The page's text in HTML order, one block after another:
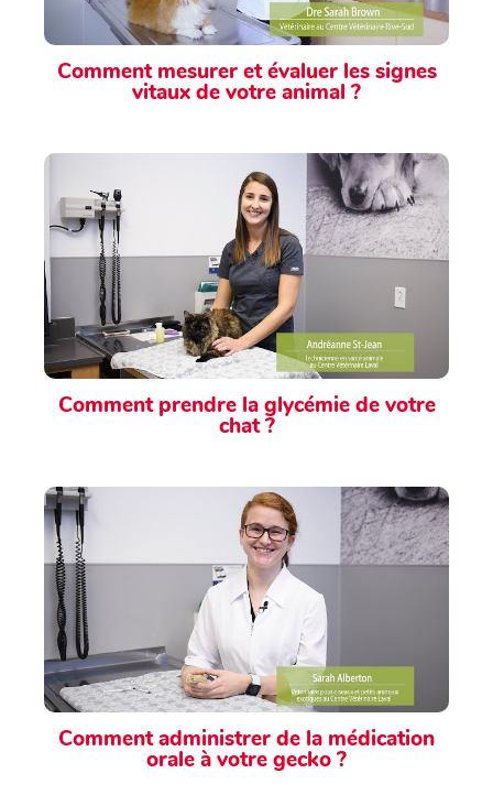
Comment mesurer et évaluer les signes
vitaux de votre animal ?
Comment prendre la glycémie de votre
chat ?
Comment administrer de la médication
orale à votre gecko ?